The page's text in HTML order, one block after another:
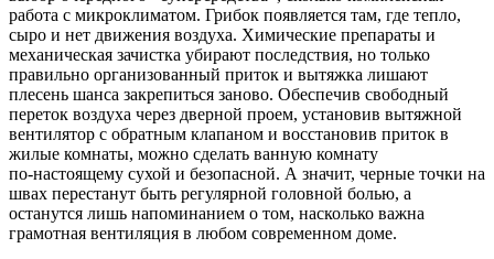
работа с микроклиматом. Грибок появляется там, где тепло,
сыро и нет движения воздуха. Химические препараты и
механическая зачистка убирают последствия, но только
правильно организованный приток и вытяжка лишают
плесень шанса закрепиться заново. Обеспечив свободный
переток воздуха через дверной проем, установив вытяжной
вентилятор с обратным клапаном и восстановив приток в
жилые комнаты, можно сделать ванную комнату
по‑настоящему сухой и безопасной. А значит, черные точки на
швах перестанут быть регулярной головной болью, а
останутся лишь напоминанием о том, насколько важна
грамотная вентиляция в любом современном доме.